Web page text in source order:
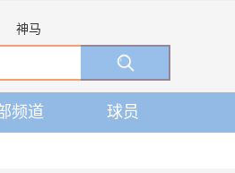
神马
频道 球员